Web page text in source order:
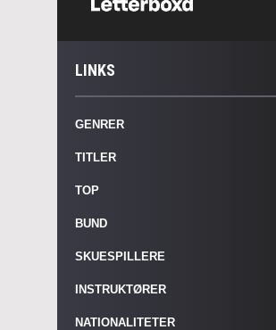
LINKS
GENRER
TITLER
TOP
BUND
SKUESPILLERE
INSTRUKTØRER
NATIONALITETER